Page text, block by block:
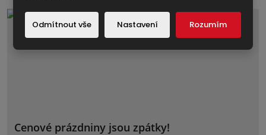
Cenové prázdniny jsou zpátky!
Odmítnout vše Nastavení Rozumím